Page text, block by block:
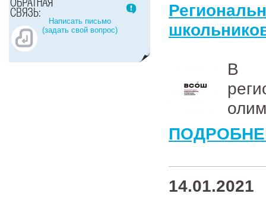
Написать письмо
(задать свой вопрос)
В
14.01.2021